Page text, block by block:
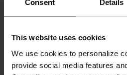
Consent Details
This website uses cookies
We use cookies to personalize
provide social media features
wienerberger öppnar
Fasadtegel, Marktegel,